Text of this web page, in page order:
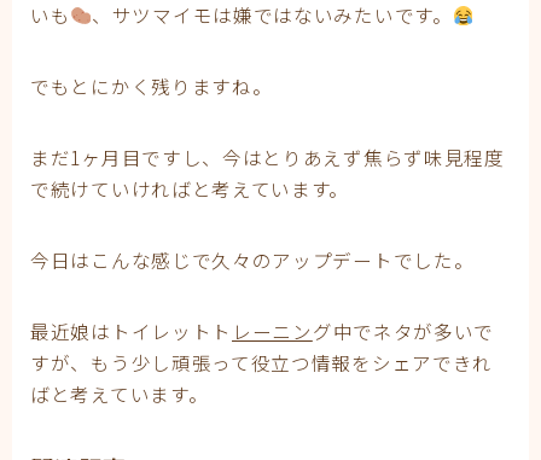
いも
、サツマイモは嫌ではないみたいです。
でもとにかく残りますね。
まだ1ヶ月目ですし、今はとりあえず焦らず味見程度
で続けていければと考えています。
今日はこんな感じで久々のアップデートでした。
最近娘はトイレットト レーニング中でネタが多いで
すが、もう少し頑張って役立つ情報をシェアできれ
ばと考えています。